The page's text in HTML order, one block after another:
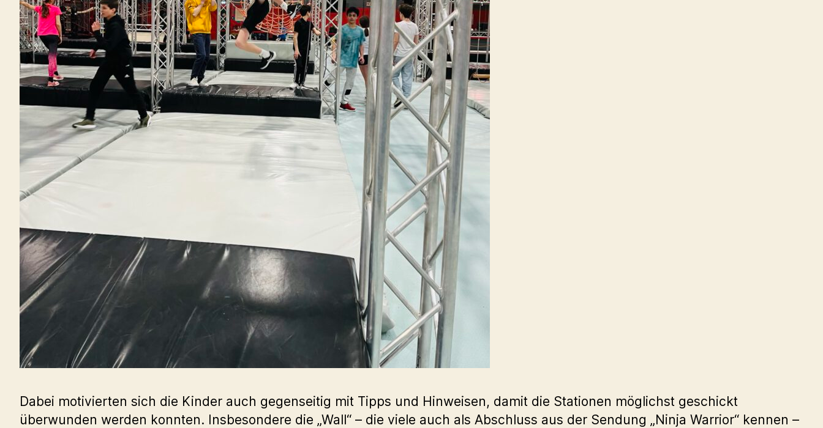
Dabei motivierten sich die Kinder auch gegenseitig mit Tipps und Hinweisen, damit die Stationen möglichst geschickt
überwunden werden konnten. Insbesondere die „Wall“ – die viele auch als Abschluss aus der Sendung „Ninja Warrior“ kennen –